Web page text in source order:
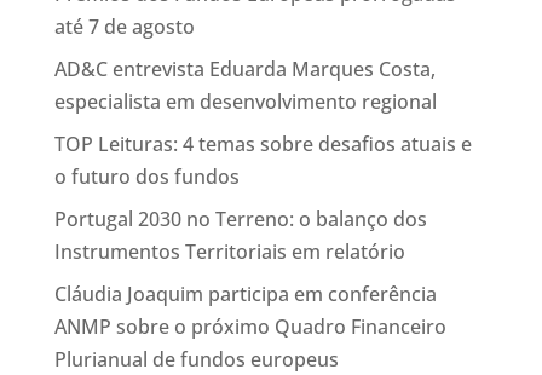
até 7 de agosto
AD&C entrevista Eduarda Marques Costa,
especialista em desenvolvimento regional
TOP Leituras: 4 temas sobre desafios atuais e
o futuro dos fundos
Portugal 2030 no Terreno: o balanço dos
Instrumentos Territoriais em relatório
Cláudia Joaquim participa em conferência
ANMP sobre o próximo Quadro Financeiro
Plurianual de fundos europeus